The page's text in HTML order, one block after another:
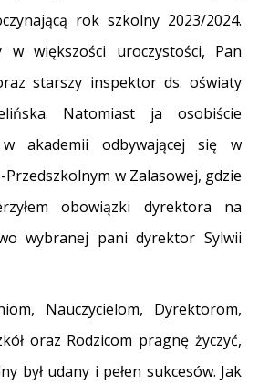
rok szkolny 2023/2024.
w większości uroczystości, Pan
starszy inspektor ds. oświaty
Natomiast ja osobiście
w akademii odbywającej się w
w Zalasowej, gdzie
obowiązki dyrektora na
wybranej pani dyrektor Sylwii
Nauczycielom, Dyrektorom,
oraz Rodzicom pragnę życzyć,
był udany i pełen sukcesów. Jak